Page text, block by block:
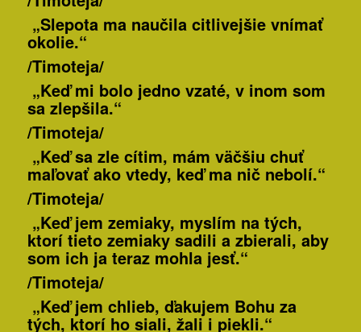
„Slepota ma naučila citlivejšie vnímať
okolie.“
/Timoteja/
„Keď mi bolo jedno vzaté, v inom som
sa zlepšila.“
/Timoteja/
„Keď sa zle cítim, mám väčšiu chuť
maľovať ako vtedy, keď ma nič nebolí.“
/Timoteja/
„Keď jem zemiaky, myslím na tých,
ktorí tieto zemiaky sadili a zbierali, aby
som ich ja teraz mohla jesť.“
/Timoteja/
„Keď jem chlieb, ďakujem Bohu za
tých, ktorí ho siali, žali i piekli.“